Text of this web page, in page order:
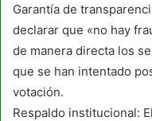
Garantía de
declarar que «no hay
de manera directa los
que se han intentado
votación.
Respaldo institucional: